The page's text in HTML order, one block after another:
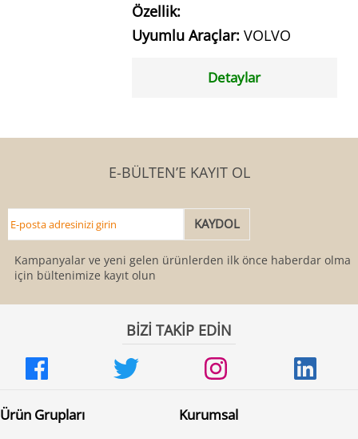
Özellik:
Uyumlu Araçlar: VOLVO
Detaylar
E-BÜLTEN’E KAYIT OL
Kampanyalar ve yeni gelen ürünlerden ilk önce haberdar olmak
için bültenimize kayıt olun
BİZİ TAKİP EDİN
Ürün Grupları Kurumsal